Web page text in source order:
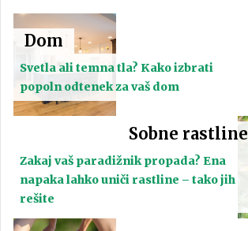
Dom
Svetla ali temna tla? Kako izbrati
popoln odtenek za vaš dom
Sobne rastline
Zakaj vaš paradižnik propada? Ena
napaka lahko uniči rastline – tako jih
rešite